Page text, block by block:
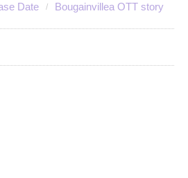
Date
Bougainvillea OTT story